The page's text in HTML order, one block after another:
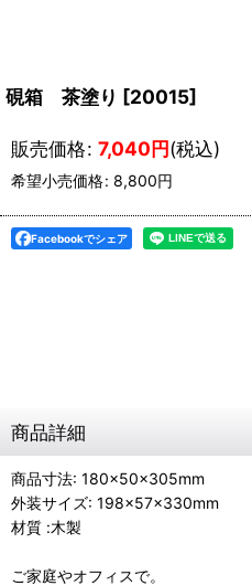
硯箱 茶塗り [20015]
販売価格: 7,040円(税込)
希望小売価格: 8,800円
Facebookでシェア
商品詳細
商品寸法: 180×50×305mm
外装サイズ: 198×57×330mm
材質 :木製
ご家庭やオフィスで。